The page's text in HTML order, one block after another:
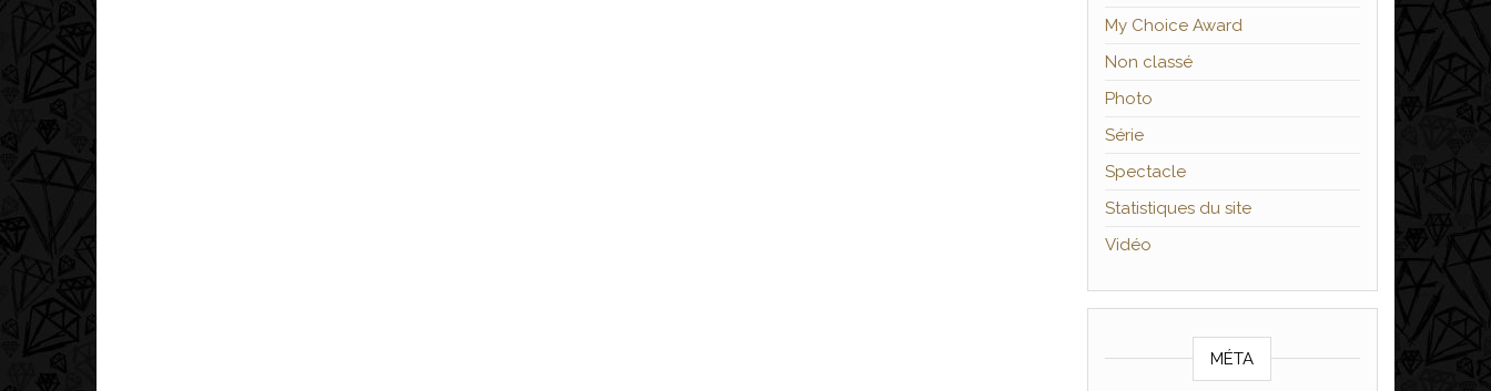
My Choice Award
Non classé
Photo
Série
Spectacle
Statistiques du site
Vidéo
MÉTA